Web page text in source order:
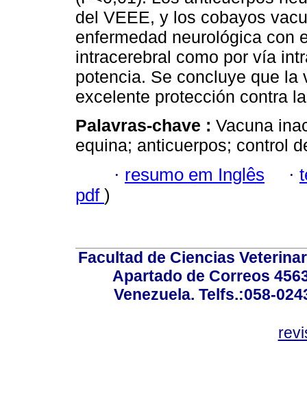
del VEEE, y los cobayos
enfermedad neurológica con
intracerebral como por vía
potencia. Se concluye que la
excelente protección contra
Palavras-chave : Vacuna
equina; anticuerpos; control
· resumo em Inglês ·
pdf )
Facultad de Ciencias
Apartado de Correos
Venezuela. Telfs.:058-